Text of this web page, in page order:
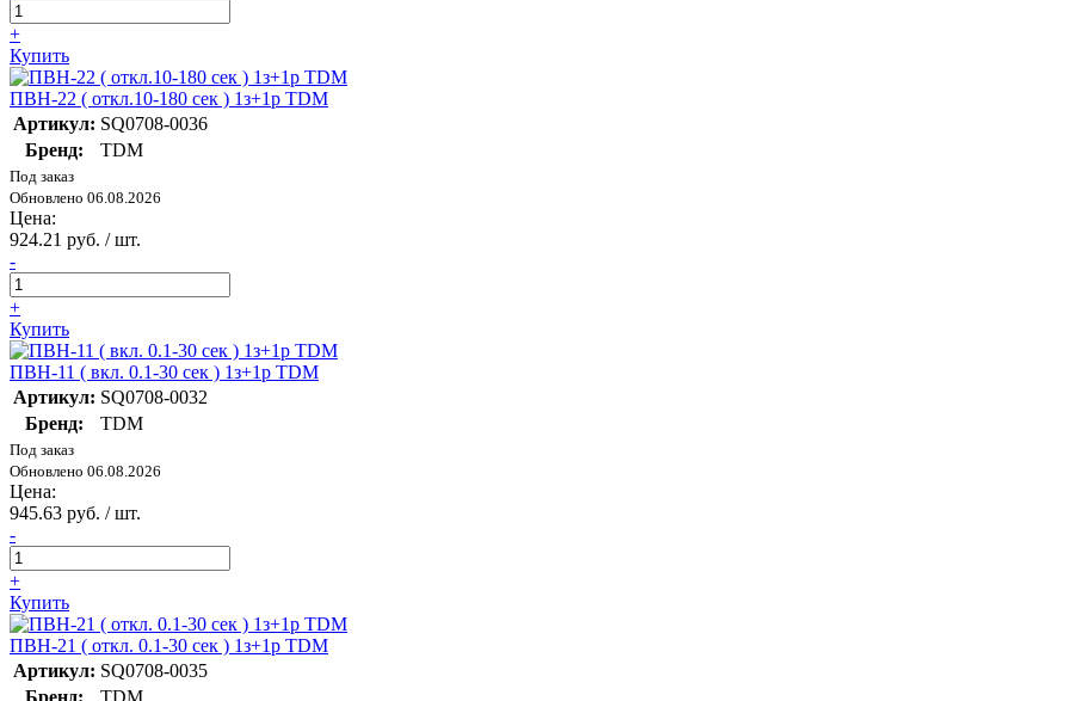
+
Купить
ПВН-22 ( откл.10-180 сек ) 1з+1р TDM
Артикул: SQ0708-0036
Бренд:
TDM
Под заказ
Обновлено 06.08.2026
Цена:
924.21 руб. / шт.
-
+
Купить
ПВН-11 ( вкл. 0.1-30 сек ) 1з+1р TDM
Артикул: SQ0708-0032
Бренд:
TDM
Под заказ
Обновлено 06.08.2026
Цена:
945.63 руб. / шт.
-
+
Купить
ПВН-21 ( откл. 0.1-30 сек ) 1з+1р TDM
Артикул: SQ0708-0035
Бренд:
TDM